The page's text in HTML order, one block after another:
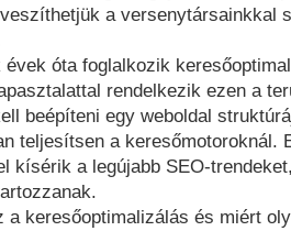
a versenytársainkkal
évek óta foglalkozik
rendelkezik ezen a
beépíteni egy weboldal
teljesítsen a keresőmotoroknál.
kísérik a legújabb SEO-
a keresőoptimalizálás és miért